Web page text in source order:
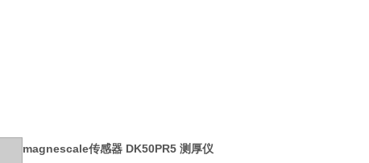
magnescale传感器 DK50PR5 测厚仪